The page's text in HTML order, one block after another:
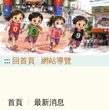
區
::: 回首頁 網站導覽
首頁 最新消息